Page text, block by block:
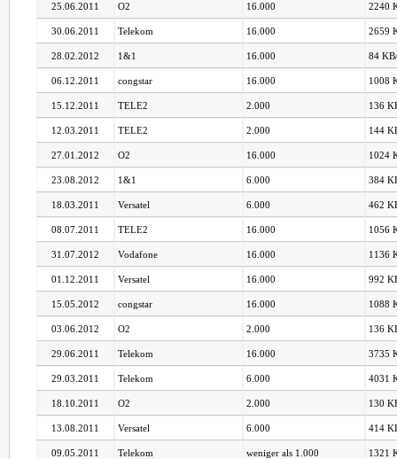
25.06.2011 O2 16.000 2240
30.06.2011 Telekom 16.000 2659
28.02.2012 1&1 16.000 84
06.12.2011 congstar 16.000 1008
15.12.2011 TELE2 2.000 136
12.03.2011 TELE2 2.000 144
27.01.2012 O2 16.000 1024
23.08.2012 1&1 6.000 384
18.03.2011 Versatel 6.000 462
08.07.2011 TELE2 16.000 1056
31.07.2012 Vodafone 16.000 1136
01.12.2011 Versatel 16.000 992
15.05.2012 congstar 16.000 1088
03.06.2012 O2 2.000 136
29.06.2011 Telekom 16.000 3735
29.03.2011 Telekom 6.000 4031
18.10.2011 O2 2.000 130
13.08.2011 Versatel 6.000 414
09.05.2011 Telekom weniger als 1.000 1321